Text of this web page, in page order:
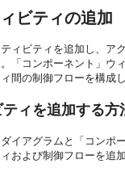
ビティの追加
ィビティを追加し、
「コンポーネント」
間の制御フローを構
ィを追加する方
イアグラムと「コン
および制御フローを